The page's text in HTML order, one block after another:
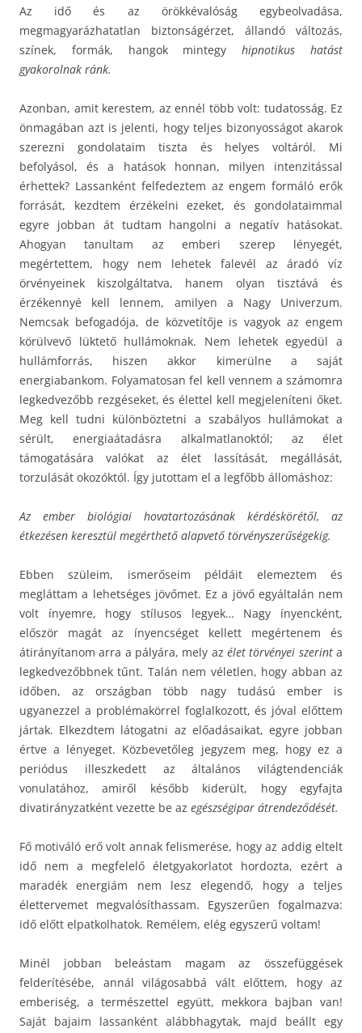
Az idő és az örökkévalóság egybeolvadása,
megmagyarázhatatlan biztonságérzet, állandó változás,
színek, formák, hangok mintegyhipnotikus hatást
gyakorolnak ránk.
Azonban, amit kerestem, az ennél több volt: tudatosság. Ez
önmagában azt is jelenti, hogy teljes bizonyosságot akarok
szerezni gondolataim tiszta és helyes voltáról. Mi
befolyásol, és a hatások honnan, milyen intenzitással
érhettek? Lassanként felfedeztem az engem formáló erők
forrását, kezdtem érzékelni ezeket, és gondolataimmal
egyre jobban át tudtam hangolni a negatív hatásokat.
Ahogyan tanultam az emberi szerep lényegét,
megértettem, hogy nem lehetek falevél az áradó víz
örvényeinek kiszolgáltatva, hanem olyan tisztává és
érzékennyé kell lennem, amilyen a Nagy Univerzum.
Nemcsak befogadója, de közvetítője is vagyok az engem
körülvevő lüktető hullámoknak. Nem lehetek egyedül a
hullámforrás, hiszen akkor kimerülne a saját
energiabankom. Folyamatosan fel kell vennem a számomra
legkedvezőbb rezgéseket, és élettel kell megjeleníteni őket.
Meg kell tudni különböztetni a szabályos hullámokat a
sérült, energiaátadásra alkalmatlanoktól; az élet
támogatására valókat az élet lassítását, megállását,
torzulását okozóktól. Így jutottam el a legfőbb állomáshoz:
Az ember biológiai hovatartozásának kérdéskörétől, az
étkezésen keresztül megérthető alapvető törvényszerűségekig.
Ebben szüleim, ismerőseim példáit elemeztem és
megláttam a lehetséges jövőmet. Ez a jövő egyáltalán nem
volt ínyemre, hogy stílusos legyek… Nagy ínyencként,
először magát az ínyencséget kellett megértenem és
átirányítanom arra a pályára, mely az élet törvényei szerinta
legkedvezőbbnek tűnt. Talán nem véletlen, hogy abban az
időben, az országban több nagy tudású ember is
ugyanezzel a problémakörrel foglalkozott, és jóval előttem
jártak. Elkezdtem látogatni az előadásaikat, egyre jobban
értve a lényeget. Közbevetőleg jegyzem meg, hogy ez a
periódus illeszkedett az általános világtendenciák
vonulatához, amiről később kiderült, hogy egyfajta
divatirányzatként vezette be az egészségipar átrendeződését.
Fő motiváló erő volt annak felismerése, hogy az addig eltelt
idő nem a megfelelő életgyakorlatot hordozta, ezért a
maradék energiám nem lesz elegendő, hogy a teljes
élettervemet megvalósíthassam. Egyszerűen fogalmazva:
idő előtt elpatkolhatok. Remélem, elég egyszerű voltam!
Minél jobban beleástam magam az összefüggések
felderítésébe, annál világosabbá vált előttem, hogy az
emberiség, a természettel együtt, mekkora bajban van!
Saját bajaim lassanként alábbhagytak, majd beállt egy